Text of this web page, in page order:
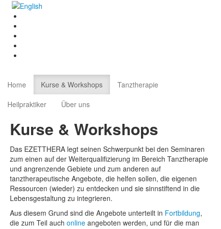
Home Kurse & Workshops
Tanztherapie
Heilpraktiker
Über uns
Kurse & Workshops
Das EZETTHERA legt seinen Schwerpunkt bei den Seminaren
zum einen auf der Weiterqualifizierung im Bereich Tanztherapie
und angrenzende Gebiete und zum anderen auf
tanztherapeutische Angebote, die helfen sollen, die eigenen
Ressourcen (wieder) zu entdecken und sie sinnstiftend in die
Lebensgestaltung zu integrieren.
Aus diesem Grund sind die Angebote unterteilt in Fortbildung,
die zum Teil auch online angeboten werden, und für die man